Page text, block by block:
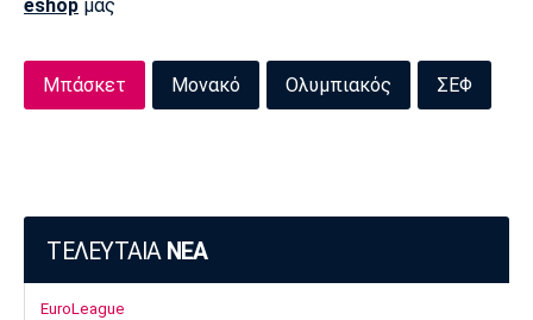
eshop μας
Μπάσκετ Μονακό Ολυμπιακός ΣΕΦ
ΤΕΛΕΥΤΑΙΑ ΝΕΑ
EuroLeague